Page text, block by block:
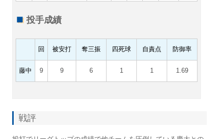
投手成績
回 被安打 奪三振 四死球 自責点 防御率
藤中 9 9 6 1 1 1.69
戦評